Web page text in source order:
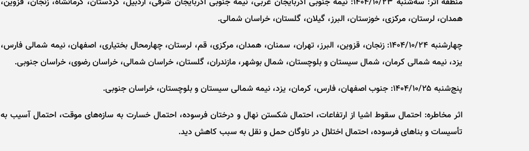
همدان، لرستان، مرکزی، خوزستان، البرز، گیلان، گلستان، خراسان شمالی.
چهارشنبه ۱۴۰۴/۱۰/۲۴: زنجان، قزوین، البرز، تهران، سمنان، همدان، مرکزی، قم، لرستان، چهارمحال بختیاری، اصفهان، نیمه شمالی فارس،
یزد، نیمه شمالی کرمان، شمال سیستان و بلوچستان، شمال بوشهر، مازندران، گلستان، خراسان شمالی، خراسان رضوی، خراسان جنوبی.
پنج‌شنبه ۱۴۰۴/۱۰/۲۵: جنوب اصفهان، فارس، کرمان، یزد، نیمه شمالی سیستان و بلوچستان، خراسان جنوبی.
اثر مخاطره: احتمال سقوط اشیا از ارتفاعات، احتمال شکستن نهال و درختان فرسوده، احتمال خسارت به سازه‌های موقت، احتمال آسیب به
تأسیسات و بنا‌های فرسوده، احتمال اختلال در ناوگان حمل و نقل به سبب کاهش دید.